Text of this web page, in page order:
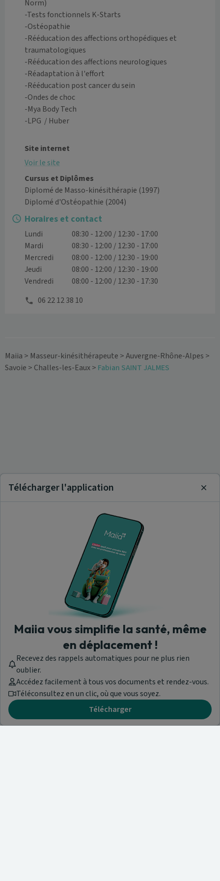
Norm)
-Tests fonctionnels K-Starts
-Ostéopathie
-Rééducation des affections orthopédiques et
traumatologiques
-Rééducation des affections neurologiques
-Réadaptation à l'effort
-Rééducation post cancer du sein
-Ondes de choc
-Mya Body Tech
-LPG  / Huber
Site internet
Voir le site
Cursus et Diplômes
Diplomé de Masso-kinésithérapie (1997)
Diplomé d'Ostéopathie (2004)
Horaires et contact
Lundi
08:30 - 12:00 / 12:30 - 17:00
Mardi
08:30 - 12:00 / 12:30 - 17:00
Mercredi
08:00 - 12:00 / 12:30 - 19:00
Jeudi
08:00 - 12:00 / 12:30 - 19:00
Vendredi
08:00 - 12:00 / 12:30 - 17:30
06 22 12 38 10
Maiia > Masseur-kinésithérapeute >Auvergne-Rhône-Alpes >
Savoie > Challes-les-Eaux> Fabian SAINT JALMES
Télécharger l'application
Maiia vous simplifie la santé, même
en déplacement !
Recevez des rappels automatiques pour ne plus rien
oublier.
Accédez facilement à tous vos documents et rendez-vous.
Téléconsultez en un clic, où que vous soyez.
Télécharger